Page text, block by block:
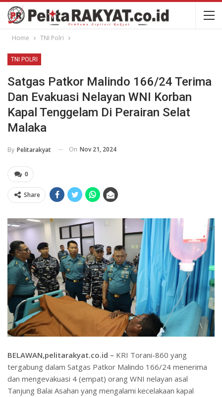
Home TNI Polri
TNI POLRI
Satgas Patkor Malindo 166/24 Terima
Dan Evakuasi Nelayan WNI Korban
Kapal Tenggelam Di Perairan Selat
Malaka
By Pelitarakyat On Nov 21, 2024
0
Share
BELAWAN,pelitarakyat.co.id – KRI Torani-860 yang
tergabung dalam Satgas Patkor Malindo 166/24 menerima
dan mengevakuasi 4 (empat) orang WNI nelayan asal
Tanjung Balai Asahan yang mengalami kecelakaan kapal